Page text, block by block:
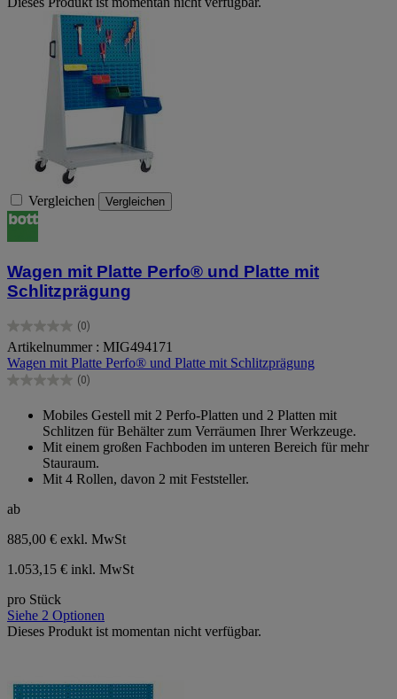
Vergleichen Vergleichen
Wagen mit Platte Perfo® und Platte mit
Schlitzprägung
(0)
0.0
von
5
Sternen.
Artikelnummer : MIG494171
Wagen mit Platte Perfo® und Platte mit Schlitzprägung
(0)
0.0
Sternen.
Mobiles Gestell mit 2 Perfo-Platten und 2 Platten mit
Schlitzen für Behälter zum Verräumen Ihrer Werkzeuge.
Mit einem großen Fachboden im unteren Bereich für mehr
Stauraum.
Mit 4 Rollen, davon 2 mit Feststeller.
ab
885,00 € exkl. MwSt
1.053,15 € inkl. MwSt
pro Stück
Siehe 2 Optionen
Dieses Produkt ist momentan nicht verfügbar.